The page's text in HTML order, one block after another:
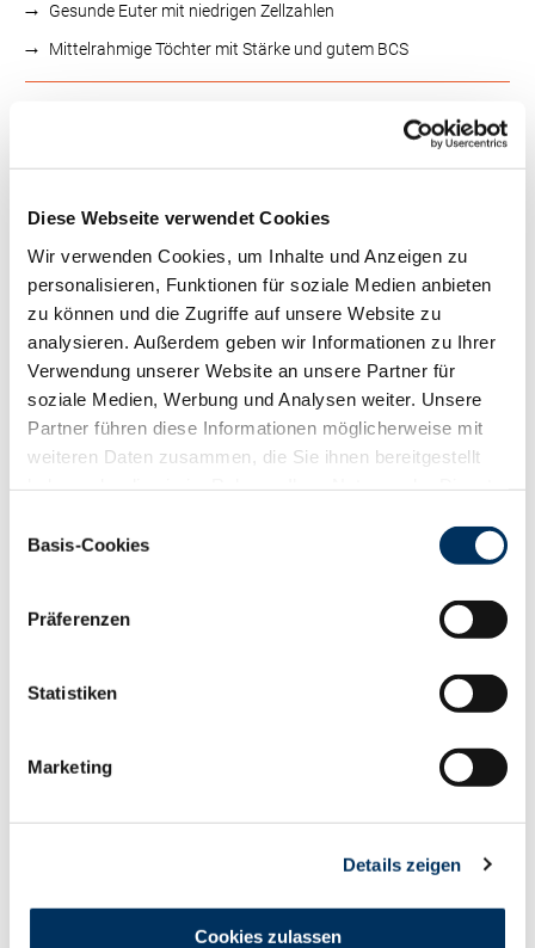
Diese Webseite verwendet Cookies
Wir verwenden Cookies, um Inhalte und Anzeigen zu
personalisieren, Funktionen für soziale Medien anbieten
zu können und die Zugriffe auf unsere Website zu
analysieren. Außerdem geben wir Informationen zu Ihrer
Verwendung unserer Website an unsere Partner für
soziale Medien, Werbung und Analysen weiter. Unsere
Partner führen diese Informationen möglicherweise mit
weiteren Daten zusammen, die Sie ihnen bereitgestellt
Cookies, wenn Sie unsere Webseite weiterhin nutzen.
Basis-Cookies
Präferenzen
Statistiken
Marketing
Details zeigen
Cookies zulassen
Gesunde Euter mit niedrigen Zellzahlen
Mittelrahmige Töchter mit Stärke und gutem BCS
88 100 112 124
RZS
RZR
RZKd
RZKm
RZÖko
128
Gesundheit
88 100 112 124
RZGesund
112
RZEuterfit
RZKlaue
102
RZRepro
106
RZ
Kälberfit 101
124
Tö./Betr.
9936/2099
Fett %
+0.08
+51
115